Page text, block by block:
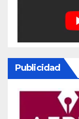
Publicidad